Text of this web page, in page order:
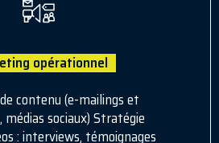
opérationnel
contenu (e-mailings et
sociaux) Stratégie
: interviews, témoignages